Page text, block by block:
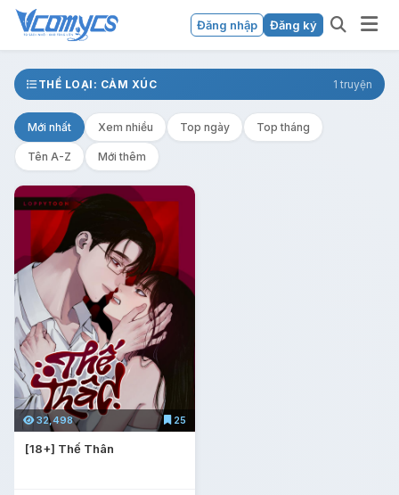
Đăng nhập Đăng ký
THỂ LOẠI: CẢM XÚC 1 truyện
Mới nhất Xem nhiều Top ngày Top tháng
Tên A-Z Mới thêm
32,498 25
[18+] Thế Thân